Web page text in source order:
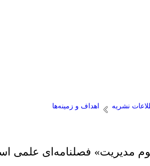
نشریه اهداف و زمینه‌ها
مدیریت» فصلنامه‌ای علمی